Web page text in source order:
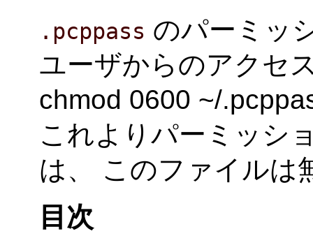
.pcppass のパーミッ
ユーザからのアクセ
chmod 0600 ~/
これよりパーミッシ
は、 このファイルは
目次